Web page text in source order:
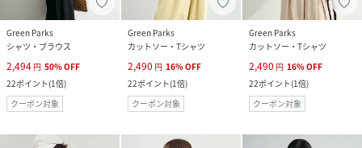
Green Parks
シャツ・ブラウス
2,494 円 50%OFF
22ポイント(1倍)
クーポン対象
Green Parks
カットソー・Tシャツ
2,490 円 16%OFF
22ポイント(1倍)
クーポン対象
Green Parks
カットソー・Tシャツ
2,490 円 16%OFF
22ポイント(1倍)
クーポン対象